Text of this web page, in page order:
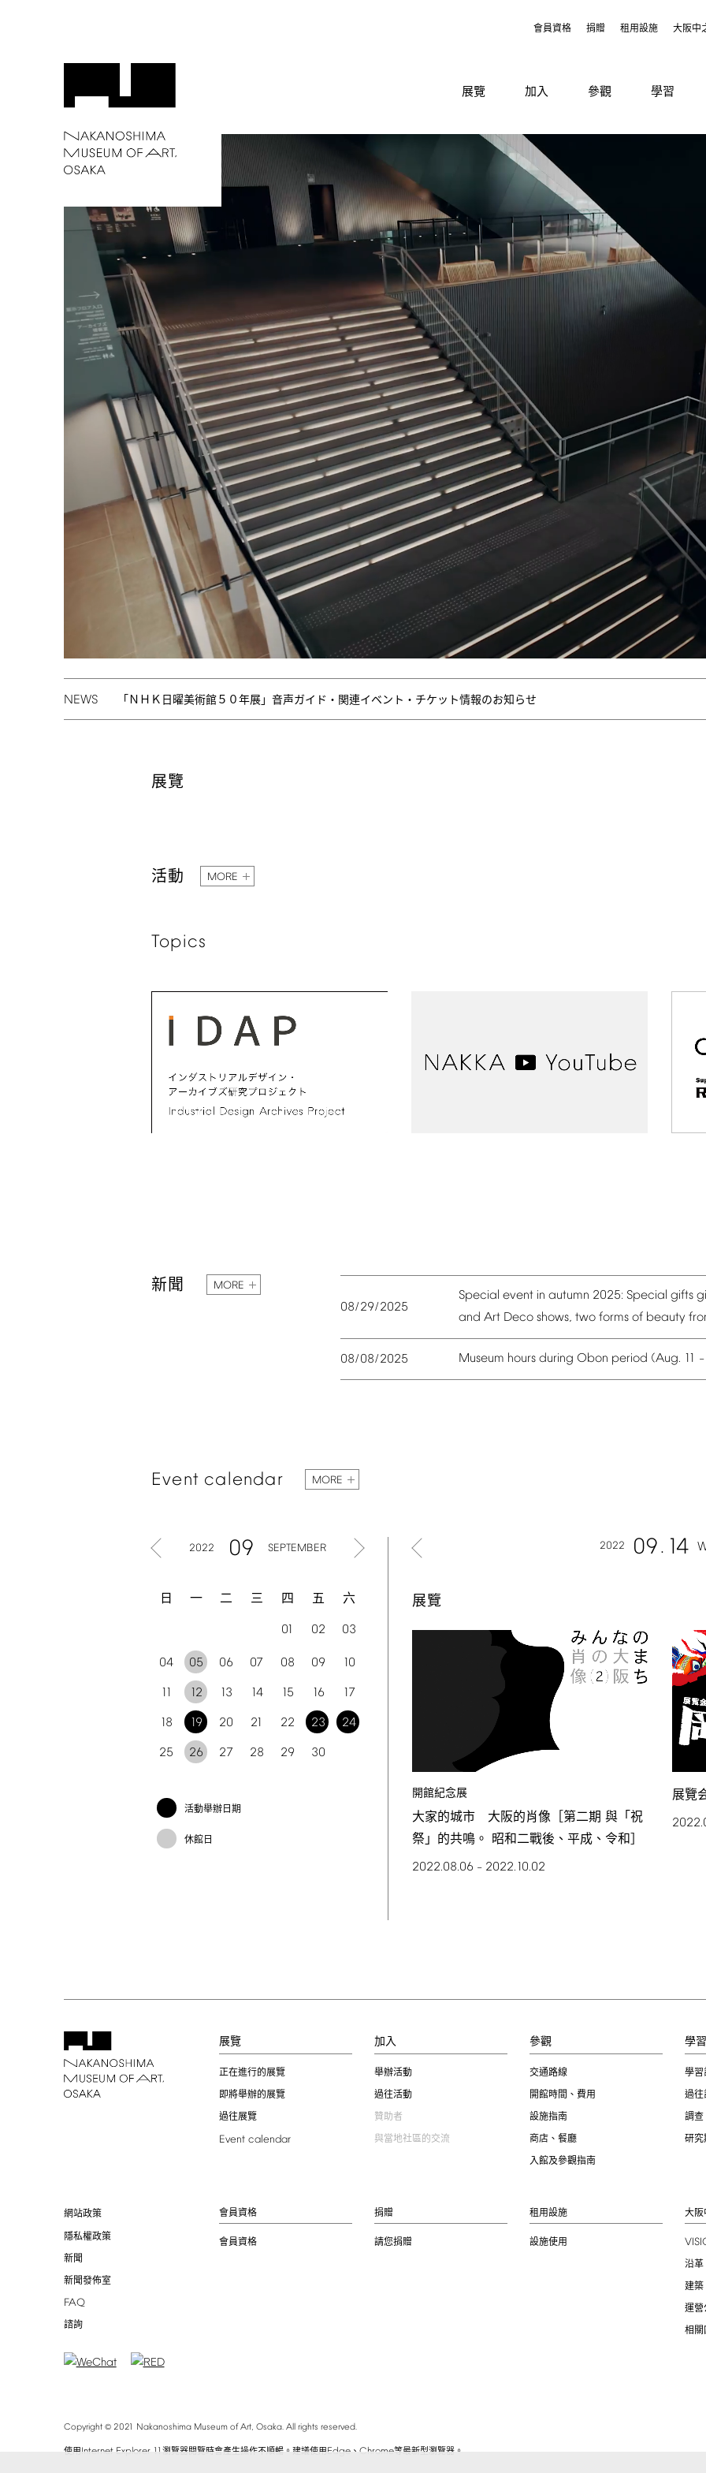
會員資格 捐贈 租用設施 大阪中
展覽 加入 參觀 學習
NEWS 「ＮＨＫ日曜美術館５０年展」音声ガイド・関連イベント・チケット情報のお知らせ
展覽
活動 MORE
Topics
新聞 MORE
08/29/2025
Special event in autumn 2025: Special gifts
and Art Deco shows, two forms of beauty
08/08/2025 Museum hours during Obon period (Aug. 11
Event calendar MORE
2022 09 SEPTEMBER
日 一 二 三 四 五 六
01 02 03
04 05 06 07 08 09 10
11 12 13 14 15 16 17
18 19 20 21 22 23 24
25 26 27 28 29 30
活動舉辦日期
休館日
2022 09 14
展覽
開館紀念展
大家的城市 大阪的肖像［第二期 與「祝
祭」的共鳴。 昭和二戰後、平成、令和］
2022.08.06 – 2022.10.02
展覽
展覽
正在進行的展覽
即將舉辦的展覽
過往展覽
Event calendar
加入
舉辦活動
過往活動
贊助者
與當地社區的交流
參觀
交通路線
開館時間、費用
設施指南
商店、餐廳
入館及參觀指南
學習
學習
過往
調查
研究
網站政策
隱私權政策
新聞
新聞發佈室
FAQ
諮詢
會員資格
會員資格
捐贈
請您捐贈
租用設施
設施使用
大阪
沿革
建築
運營
相關
Copyright© 2021 Nakanoshima Museum of Art, Osaka. All rights reserved.
使用Internet Explorer 11 瀏覽器閱覽時會產生操作不順暢。建議使用Edge、 Chrome等最新型瀏覽器。